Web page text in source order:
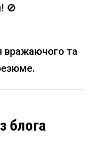
🚫
вражаючого та
блога